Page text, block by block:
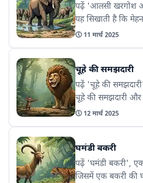
पढ़ें 'आलसी खरगोश
यह सिखाती है कि
मुश्किल को हल किया
भी बताती है कि
🕔11 मार्च 2025
चूहे की समझदारी
पढ़ें 'चूहे की
चूहे की समझदारी और
कहानी हमें सिखाती है
मुश्किलों को हल कर
🕔12 मार्च 2025
घमंडी बकरी
पढ़ें 'घमंडी बकरी', एक
जिसमें एक बकरी की